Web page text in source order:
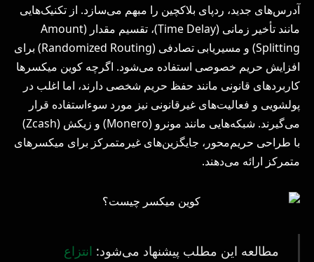
آدرس‌های جدید، ردپای بلاکچین را مبهم می‌سازد. از تکنیک‌هایی
مانند تأخیر زمانی (Time Delay)، تقسیم مقدار (Amount
Splitting) و مسیریابی تصادفی (Randomized Routing) برای
افزایش حریم خصوصی استفاده می‌شود. اگرچه کوین میکسرها
کاربردهای قانونی مانند حفظ حریم شخصی دارند، اما اغلب در
پولشویی و فعالیت‌های غیرقانونی نیز مورد سوءاستفاده قرار
می‌گیرند. شبکه‌هایی مانند مونرو (Monero) و زیکش (Zcash)
با طراحی حریم‌محور، جایگزین‌های غیرمتمرکز برای میکسرهای
متمرکز ارائه می‌دهند.
مطالعه این مطلب پیشنهاد می‌شود: انتزاع